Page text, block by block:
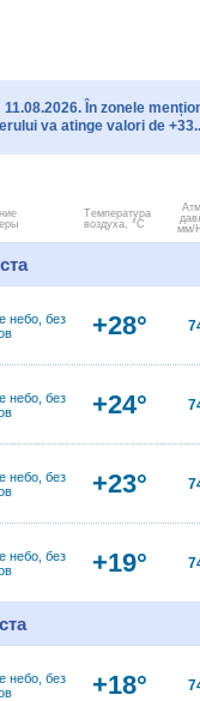
11.08.2026. În zonele
va atinge valori de
Температура
воздуха, °C
мм/
небо, без
+28°
небо, без
+24°
небо, без
+23°
небо, без
+19°
небо, без
+18°